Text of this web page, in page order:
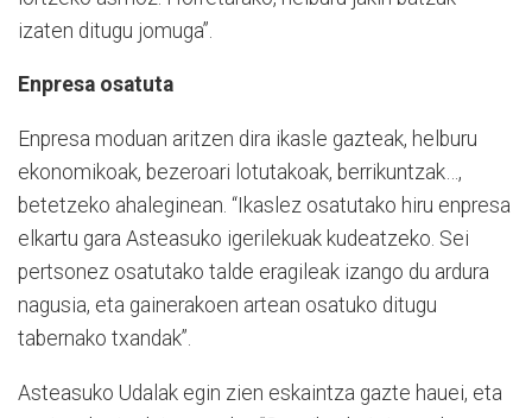
izaten ditugu jomuga”.
Enpresa osatuta
Enpresa moduan aritzen dira ikasle gazteak, helburu
ekonomikoak, bezeroari lotutakoak, berrikuntzak…,
betetzeko ahaleginean. “Ikaslez osatutako hiru enpresa
elkartu gara Asteasuko igerilekuak kudeatzeko. Sei
pertsonez osatutako talde eragileak izango du ardura
nagusia, eta gainerakoen artean osatuko ditugu
tabernako txandak”.
Asteasuko Udalak egin zien eskaintza gazte hauei, eta